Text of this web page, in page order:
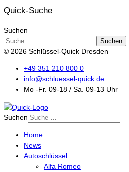
Quick-Suche
Suchen
Suchen
© 2026 Schlüssel-Quick Dresden
+49 351 210 800 0
info@schluessel-quick.de
Mo -Fr. 09-18 / Sa. 09-13 Uhr
Suchen
Home
News
Autoschlüssel
Alfa Romeo